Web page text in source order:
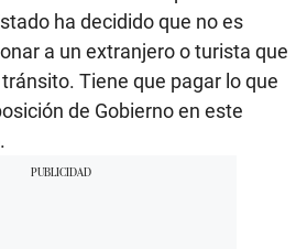
ha decidido que no es
a un extranjero o turista que
Tiene que pagar lo que
de Gobierno en este